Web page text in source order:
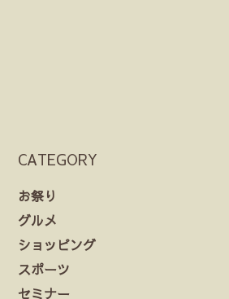
CATEGORY
お祭り
グルメ
ショッピング
スポーツ
セミナー